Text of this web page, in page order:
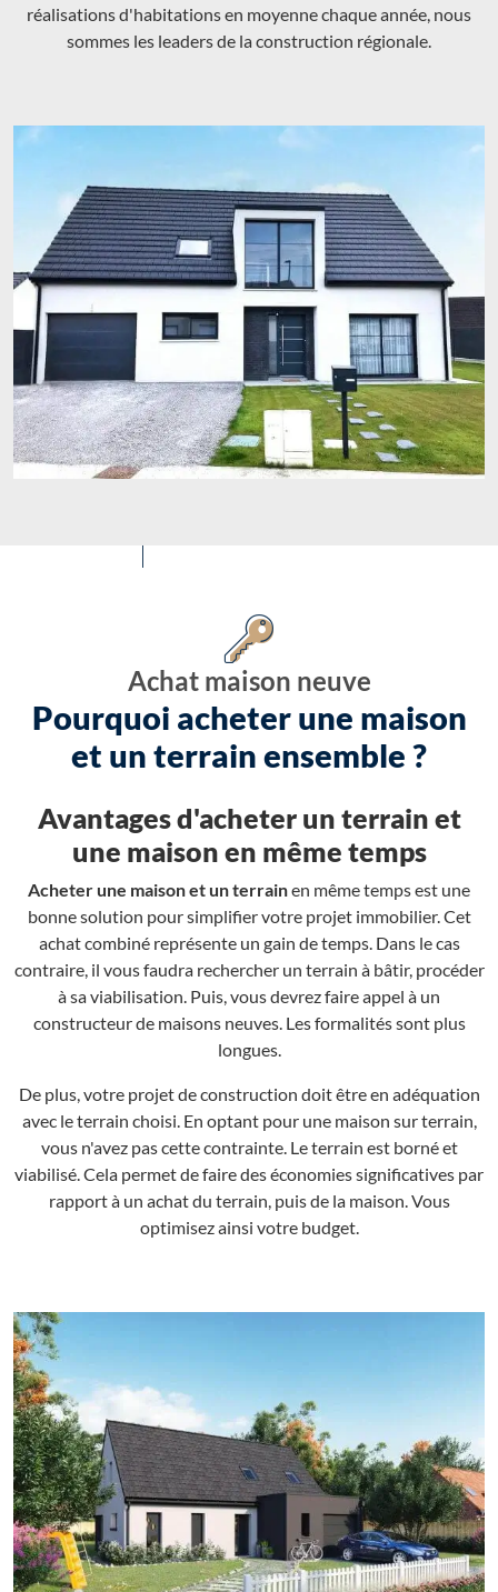
réalisations d'habitations en moyenne chaque année, nous
sommes les leaders de la construction régionale.
Achat maison neuve
Pourquoi acheter une maison
et un terrain ensemble ?
Avantages d'acheter un terrain et
une maison en même temps
Acheter une maison et un terrainen même temps est une
bonne solution pour simplifier votre projet immobilier. Cet
achat combiné représente un gain de temps. Dans le cas
contraire, il vous faudra rechercher un terrain à bâtir, procéder
à sa viabilisation. Puis, vous devrez faire appel à un
constructeur de maisons neuves. Les formalités sont plus
longues.
De plus, votre projet de construction doit être en adéquation
avec le terrain choisi. En optant pour une maison sur terrain,
vous n'avez pas cette contrainte. Le terrain est borné et
viabilisé. Cela permet de faire des économies significatives par
rapport à un achat du terrain, puis de la maison. Vous
optimisez ainsi votre budget.